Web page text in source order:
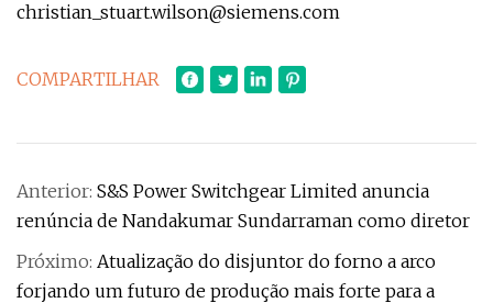
christian_stuart.wilson@siemens.com
COMPARTILHAR
Anterior: S&S Power Switchgear Limited anuncia
renúncia de Nandakumar Sundarraman como diretor
Próximo: Atualização do disjuntor do forno a arco
forjando um futuro de produção mais forte para a